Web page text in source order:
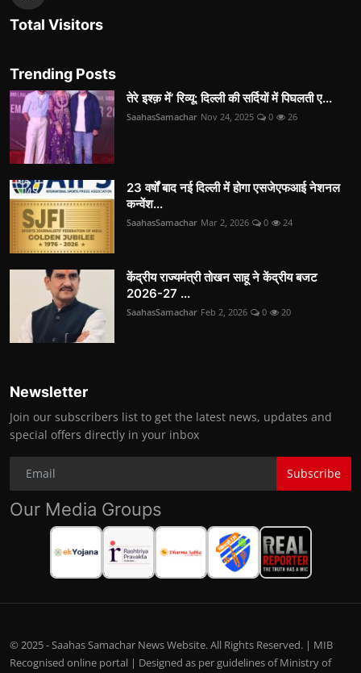
Total Visitors
Trending Posts
तेरे इश्क़ में’ रिव्यू: दिल्ली की सर्दियों में पिघलती ए...
SaahasSamachar Nov 24, 2025 0 26
23 वर्षों बाद नई दिल्ली में होगा एसजेएफआई नेशनल
कन्वेंश...
SaahasSamachar Mar 2, 2026 0 24
केंद्रीय राज्यमंत्री तोखन साहू ने केंद्रीय बजट
2026-27 ...
SaahasSamachar Feb 2, 2026 0 20
Newsletter
Join our subscribers list to get the latest news, updates and
special offers directly in your inbox
Subscribe
Our Media Groups
© 2025 - Saahas Samachar News Website. All Rights Reserved. | MIB
Recognised online portal | Designed as per guidelines of Ministry of